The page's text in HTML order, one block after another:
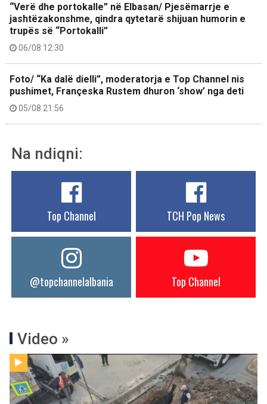
“Verë dhe portokalle” në Elbasan/ Pjesëmarrje e
jashtëzakonshme, qindra qytetarë shijuan humorin e
trupës së “Portokalli”
06/08 12:30
Foto/ “Ka dalë dielli”, moderatorja e Top Channel nis
pushimet, Françeska Rustem dhuron ‘show’ nga deti
05/08 21:56
Na ndiqni:
Top Channel TCH Pop News
@topchannelalbania Top Channel
Video »